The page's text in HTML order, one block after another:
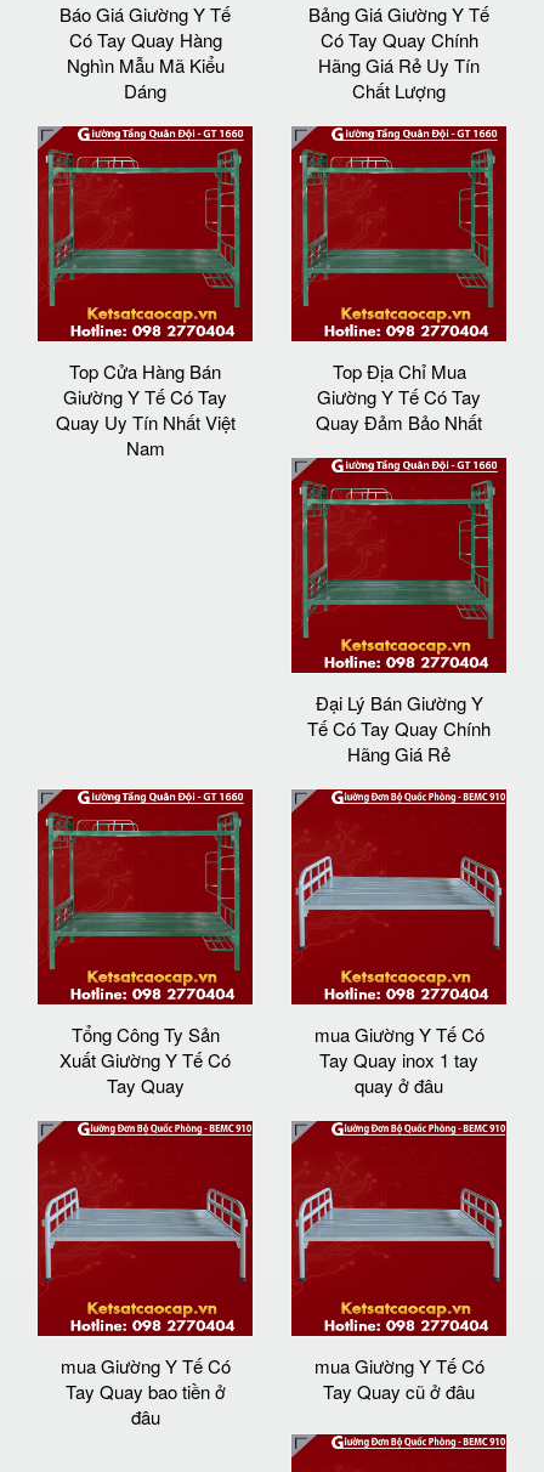
Báo Giá Giường Y Tế
Có Tay Quay Hàng
Nghìn Mẫu Mã Kiểu
Dáng
Bảng Giá Giường Y Tế
Có Tay Quay Chính
Hãng Giá Rẻ Uy Tín
Chất Lượng
Top Cửa Hàng Bán
Giường Y Tế Có Tay
Quay Uy Tín Nhất Việt
Nam
Top Địa Chỉ Mua
Giường Y Tế Có Tay
Quay Đảm Bảo Nhất
Đại Lý Bán Giường Y
Tế Có Tay Quay Chính
Hãng Giá Rẻ
Tổng Công Ty Sản
Xuất Giường Y Tế Có
Tay Quay
mua Giường Y Tế Có
Tay Quay inox 1 tay
quay ở đâu
mua Giường Y Tế Có
Tay Quay bao tiền ở
đâu
mua Giường Y Tế Có
Tay Quay cũ ở đâu